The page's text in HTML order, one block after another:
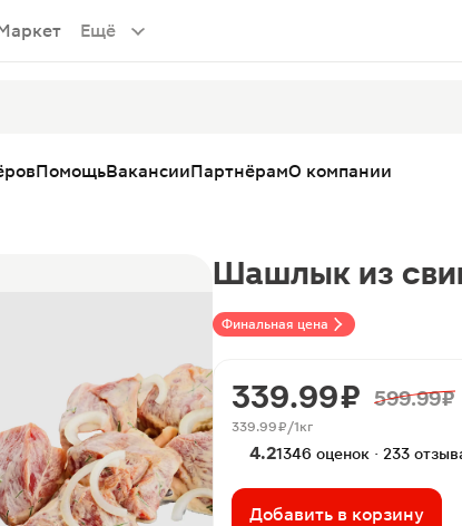
Ещё
ПомощьВакансииПартнёрамО компании
Финальная цена
Шашлык из
339.99 ₽ 599.99 ₽
339.99 ₽/1кг
4.21346 оценок · 233
Добавить в корзину